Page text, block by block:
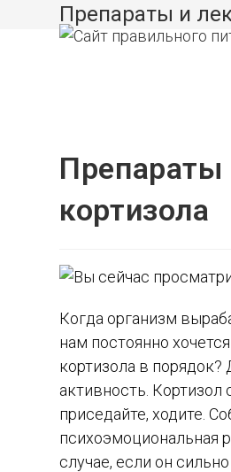
содержимому
Препараты и
Препараты
кортизола
Когда организм
нам постоянно
кортизола в
активность.
приседайте, ходите.
психоэмоциональная
случае, если он